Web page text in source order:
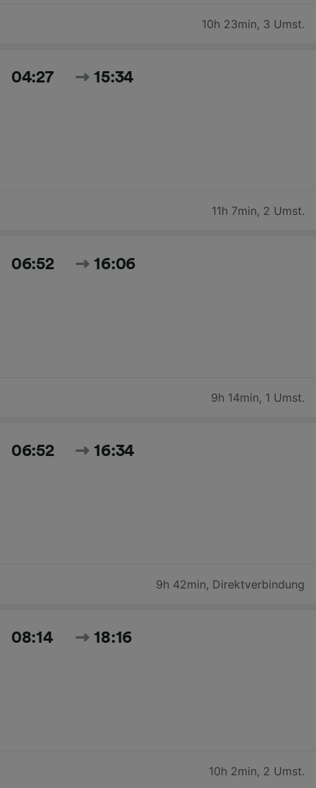
10h 23min, 3 Umst.
04:27 15:34
11h 7min, 2 Umst.
06:52 16:06
9h 14min, 1 Umst.
06:52 16:34
9h 42min, Direktverbindung
08:14 18:16
10h 2min, 2 Umst.